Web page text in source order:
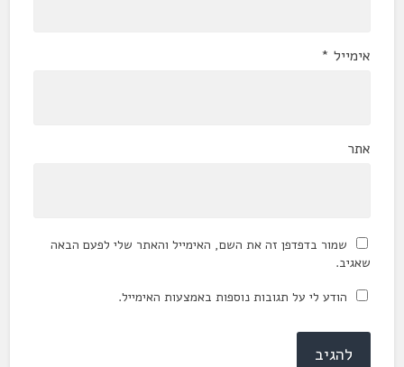
אימייל *
אתר
שמור בדפדפן זה את השם, האימייל והאתר שלי לפעם הבאה
שאגיב.
הודע לי על תגובות נוספות באמצעות האימייל.